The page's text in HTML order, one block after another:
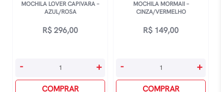
MOCHILA LOVER CAPIVARA –
AZUL/ROSA
R$296,00
Mochila
Capivara
- +
COMPRAR
MOCHILA MORMAII –
CINZA/VERMELHO
R$ 149,00
Mochila
- +
COMPRAR